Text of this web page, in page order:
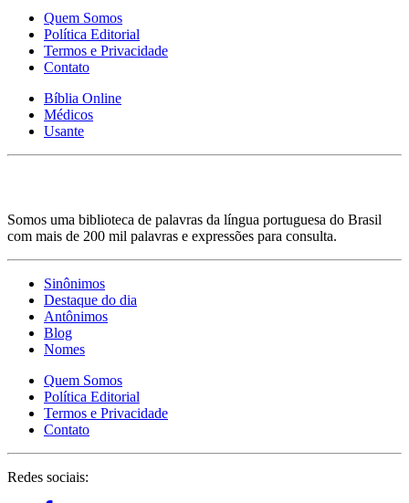
Quem Somos
Política Editorial
Termos e Privacidade
Contato
Bíblia Online
Médicos
Usante
Somos uma biblioteca de palavras da língua portuguesa do Brasil
com mais de 200 mil palavras e expressões para consulta.
Sinônimos
Destaque do dia
Antônimos
Blog
Nomes
Quem Somos
Política Editorial
Termos e Privacidade
Contato
Redes sociais: